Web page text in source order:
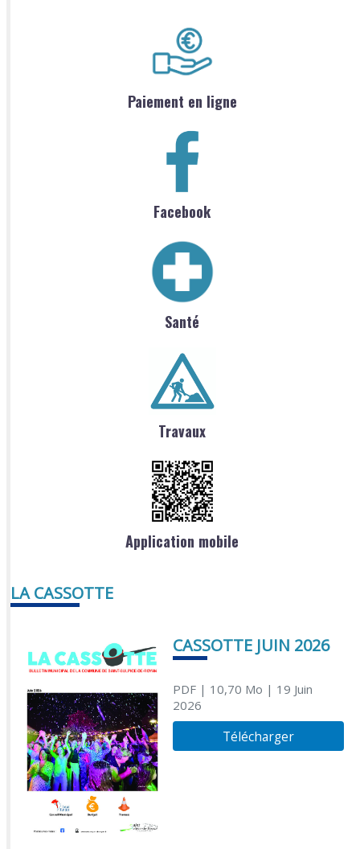
Paiement en ligne
Facebook
Santé
Travaux
Application mobile
LA CASSOTTE
CASSOTTE JUIN 2026
PDF| 10,70 Mo | 19 Juin
2026
Télécharger